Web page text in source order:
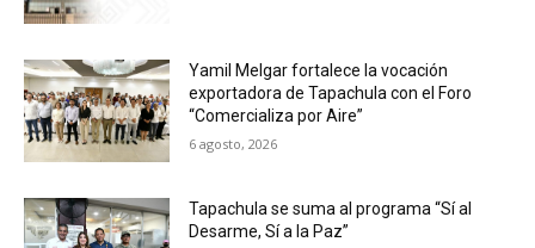
Yamil Melgar fortalece la vocación
exportadora de Tapachula con el Foro
“Comercializa por Aire”
6 agosto, 2026
Tapachula se suma al programa “Sí al
Desarme, Sí a la Paz”